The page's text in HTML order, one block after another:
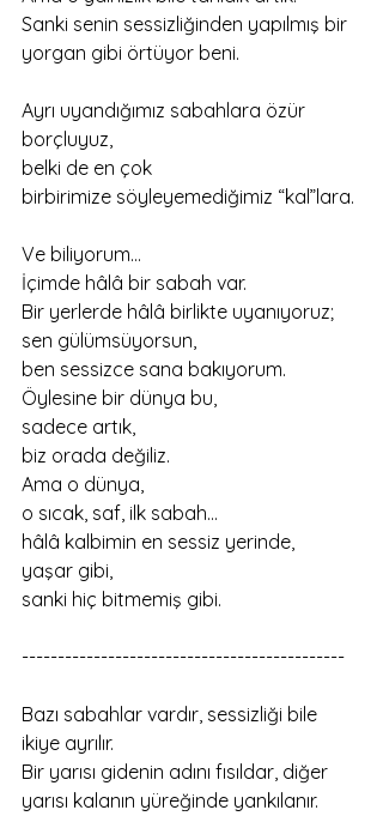
Sanki senin sessizliğinden yapılmış bir
yorgan gibi örtüyor beni.
Ayrı uyandığımız sabahlara özür
borçluyuz,
belki de en çok
birbirimize söyleyemediğimiz “kal”lara.
Ve biliyorum…
İçimde hâlâ bir sabah var.
Bir yerlerde hâlâ birlikte uyanıyoruz;
sen gülümsüyorsun,
ben sessizce sana bakıyorum.
Öylesine bir dünya bu,
sadece artık,
biz orada değiliz.
Ama o dünya,
o sıcak, saf, ilk sabah…
hâlâ kalbimin en sessiz yerinde,
yaşar gibi,
sanki hiç bitmemiş gibi.
---------------------------------------------
Bazı sabahlar vardır, sessizliği bile
ikiye ayrılır.
Bir yarısı gidenin adını fısıldar, diğer
yarısı kalanın yüreğinde yankılanır.